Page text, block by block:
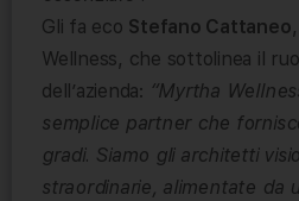
Gli fa eco Stefano Cattaneo
Wellness, che sottolinea il
dell’azienda: “Myrtha
semplice partner che
gradi. Siamo gli architetti
straordinarie, alimentate da